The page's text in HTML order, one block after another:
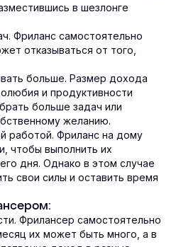
в шезлонге
Фриланс самостоятельно
отказываться от того,
больше. Размер дохода
и продуктивности
больше задач или
желанию.
работой. Фриланс на дому
чтобы выполнить их
дня. Однако в этом случае
свои силы и оставить время
Фрилансер самостоятельно
их может быть много, а в